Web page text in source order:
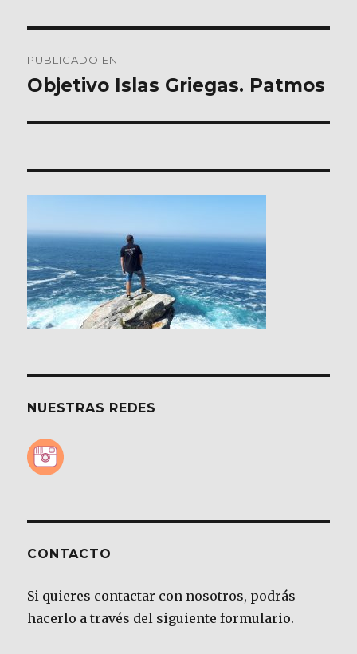
de
PUBLICADO EN
Objetivo Islas Griegas. Patmos
NUESTRAS REDES
CONTACTO
Si quieres contactar con nosotros, podrás
hacerlo a través del siguiente formulario.